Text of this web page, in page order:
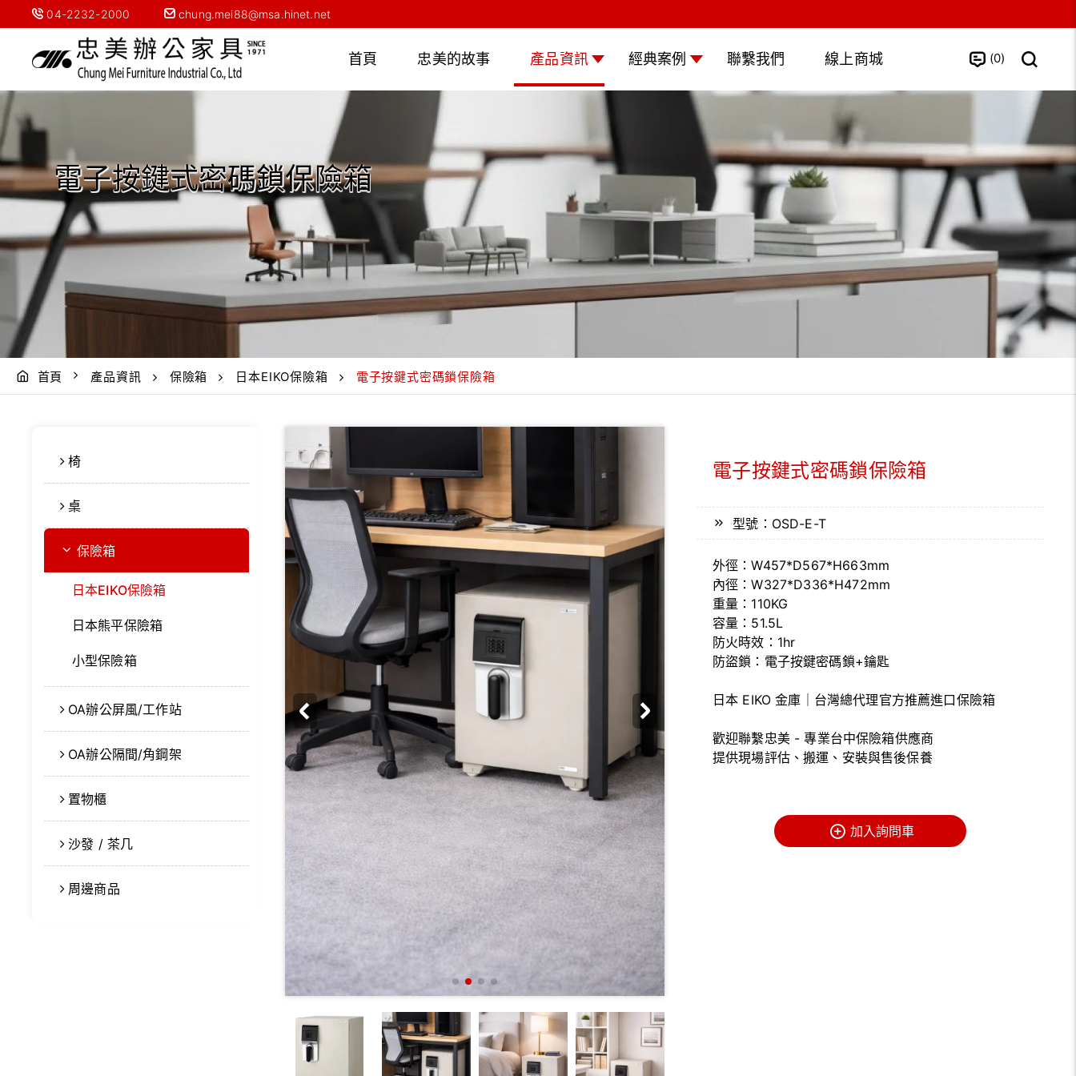
04-2232-2000 chung.mei88@msa.hinet.net
首頁 忠美的故事 產品資訊 經典案例 聯繫我們 線上商城 0
電子按鍵式密碼鎖保險箱
首頁 產品資訊 保險箱 日本EIKO保險箱 電子按鍵式密碼鎖保險箱
椅
桌
保險箱
日本EIKO保險箱
日本熊平保險箱
小型保險箱
OA辦公屏風/工作站
OA辦公隔間/角鋼架
置物櫃
沙發 / 茶几
周邊商品
電子按鍵式密碼鎖保險箱
型號：OSD-E-T
外徑：W457*D567*H663mm
內徑：W327*D336*H472mm
重量：110KG
容量：51.5L
防火時效：1hr
防盜鎖：電子按鍵密碼鎖+鑰匙
日本 EIKO 金庫｜台灣總代理官方推薦進口保險箱
歡迎聯繫忠美 - 專業台中保險箱供應商
提供現場評估、搬運、安裝與售後保養
加入詢問車